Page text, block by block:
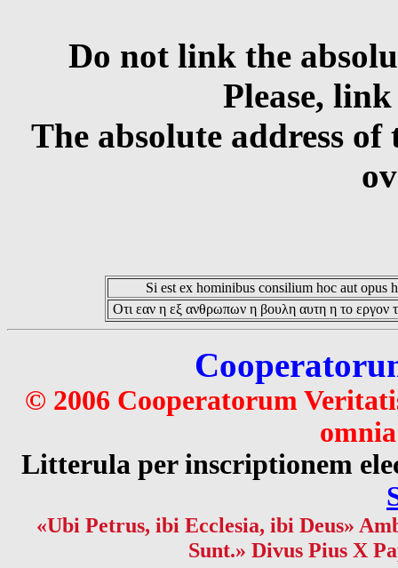
Do not link the
Please,
The absolute address
Si est ex hominibus consilium hoc aut opus
Οτι εαν η εξ ανθρωπων η βουλη αυτη η το εργον
© 2006 Cooperatorum
Litterula per inscriptionem
«Ubi Petrus, ibi Ecclesia, ibi Deus»
Sunt.» Divus Pius X